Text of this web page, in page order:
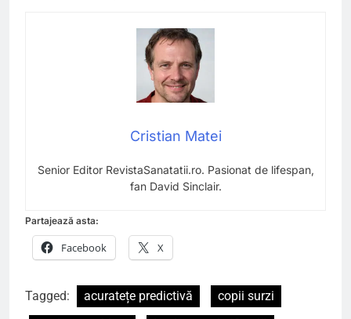
Cristian Matei
Senior Editor RevistaSanatatii.ro. Pasionat de lifespan,
fan David Sinclair.
Partajează asta:
Facebook X
Tagged: acuratețe predictivă
copii surzi